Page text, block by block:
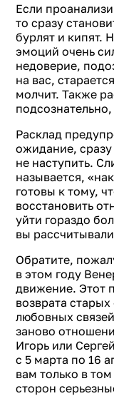
Если
то сразу
бурлят и кипят.
эмоций очень
недоверие,
на вас,
молчит. Также
Расклад
ожидание,
не наступить.
называется,
готовы к тому,
восстановить
уйти гораздо
вы
Обратите,
в этом году
движение. Этот
возврата
любовных
заново
Игорь или
с 5 марта по 16
вам только в
сторон